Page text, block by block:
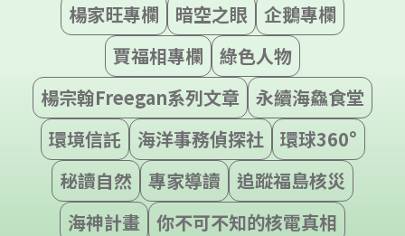
楊家旺專欄
暗空之眼
企鵝專欄
賈福相專欄
綠色人物
楊宗翰Freegan系列文章
永續海鱻食堂
環境信託
海洋事務偵探社
環球360°
秘讀自然
專家導讀
追蹤福島核災
海神計畫
你不可不知的核電真相